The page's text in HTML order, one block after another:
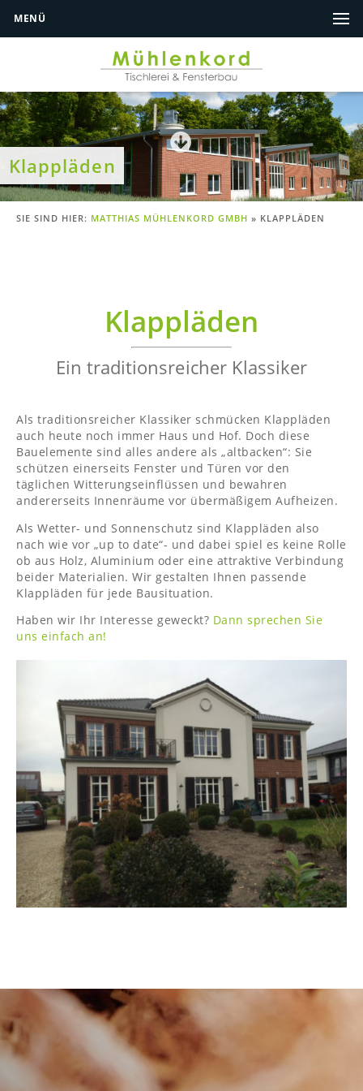
MENÜ
Klappläden
SIE SIND HIER: MATTHIAS MÜHLENKORD GMBH » KLAPPLÄDEN
Klappläden
Ein traditionsreicher Klassiker
Als traditionsreicher Klassiker schmücken Klappläden
auch heute noch immer Haus und Hof. Doch diese
Bauelemente sind alles andere als „altbacken“: Sie
schützen einerseits Fenster und Türen vor den
täglichen Witterungseinflüssen und bewahren
andererseits Innenräume vor übermäßigem Aufheizen.
Als Wetter- und Sonnenschutz sind Klappläden also
nach wie vor „up to date“- und dabei spiel es keine Rolle
ob aus Holz, Aluminium oder eine attraktive Verbindung
beider Materialien. Wir gestalten Ihnen passende
Klappläden für jede Bausituation.
Haben wir Ihr Interesse geweckt? Dann sprechen Sie
uns einfach an!